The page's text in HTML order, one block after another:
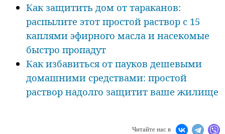
Как защитить дом от тараканов:
распылите этот простой раствор с 15
каплями эфирного масла и насекомые
быстро пропадут
Как избавиться от пауков дешевыми
домашними средствами: простой
раствор надолго защитит ваше жилище
Читайте нас в